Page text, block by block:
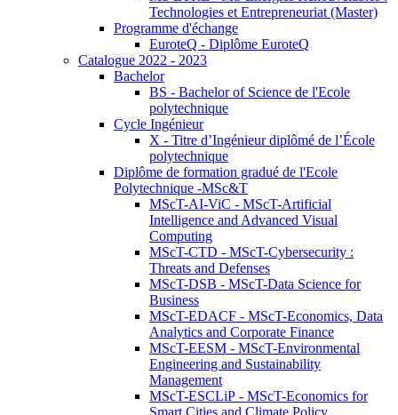
Technologies et Entrepreneuriat (Master)
Programme d'échange
EuroteQ - Diplôme EuroteQ
Catalogue 2022 - 2023
Bachelor
BS - Bachelor of Science de l'Ecole
polytechnique
Cycle Ingénieur
X - Titre d’Ingénieur diplômé de l’École
polytechnique
Diplôme de formation gradué de l'Ecole
Polytechnique -MSc&T
MScT-AI-ViC - MScT-Artificial
Intelligence and Advanced Visual
Computing
MScT-CTD - MScT-Cybersecurity :
Threats and Defenses
MScT-DSB - MScT-Data Science for
Business
MScT-EDACF - MScT-Economics, Data
Analytics and Corporate Finance
MScT-EESM - MScT-Environmental
Engineering and Sustainability
Management
MScT-ESCLiP - MScT-Economics for
Smart Cities and Climate Policy